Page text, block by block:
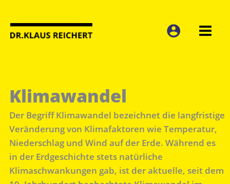
Inhalt
springen
Klimawandel
Der Begriff Klimawandel bezeichnet die langfristige
Veränderung von Klimafaktoren wie Temperatur,
Niederschlag und Wind auf der Erde. Während es
in der Erdgeschichte stets natürliche
Klimaschwankungen gab, ist der aktuelle, seit dem